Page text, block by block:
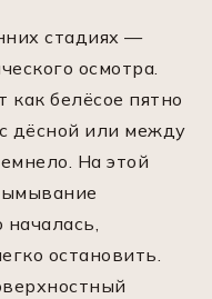
стадиях —
осмотра.
белёсое пятно
дёсной или между
На этой
остановить.